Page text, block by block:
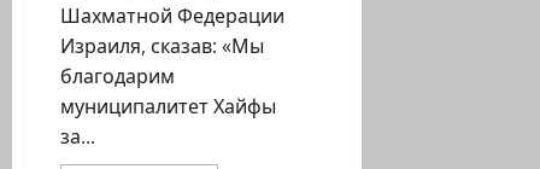
Шахматной Федерации
Израиля, сказав: «Мы
благодарим
муниципалитет Хайфы
за...